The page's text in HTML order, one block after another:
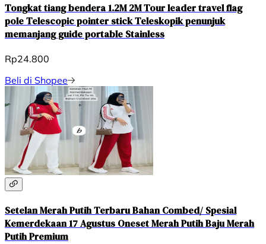
Tongkat tiang bendera 1.2M 2M Tour leader travel flag
pole Telescopic pointer stick Teleskopik penunjuk
memanjang guide portable Stainless
Rp24.800
Beli di Shopee
Setelan Merah Putih Terbaru Bahan Combed/ Spesial
Kemerdekaan 17 Agustus Oneset Merah Putih Baju Merah
Putih Premium